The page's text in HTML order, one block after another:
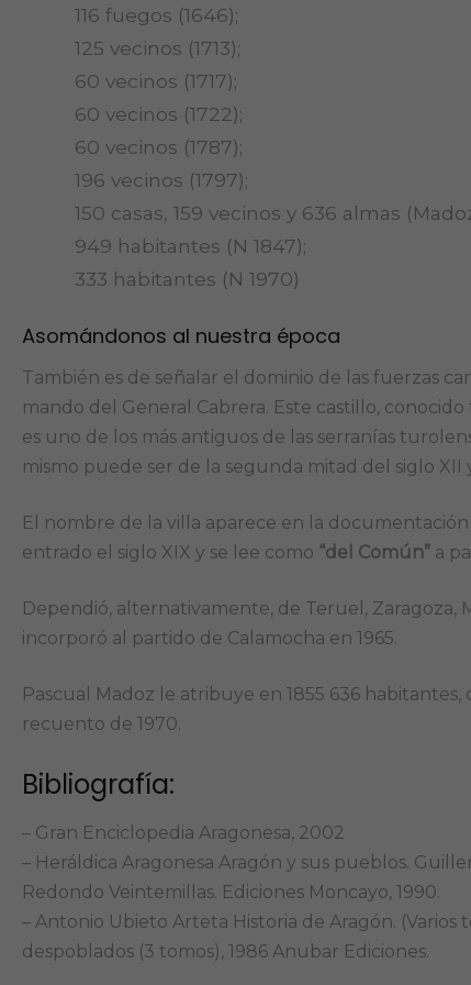
116 fuegos (1646);
125 vecinos (1713);
60 vecinos (1717);
60 vecinos (1722);
60 vecinos (1787);
196 vecinos (1797);
150 casas, 159 vecinos y 636 almas
949 habitantes (N 1847);
333 habitantes (N 1970)
Asomándonos al nuestra época
También es de señalar el dominio de las fuerzas
mando del General Cabrera. Este castillo,
es uno de los más antiguos de las serranías
mismo puede ser de la segunda mitad del siglo XII
El nombre de la villa aparece en la
entrado el siglo XIX y se lee como “del Común” a
Dependió, alternativamente, de Teruel, Zaragoza,
incorporó al partido de Calamocha en 1965.
Pascual Madoz le atribuye en 1855 636
recuento de 1970.
Bibliografía:
– Gran Enciclopedia Aragonesa, 2002
– Heráldica Aragonesa Aragón y sus pueblos.
Redondo Veintemillas. Ediciones Moncayo, 1990.
– Antonio Ubieto Arteta Historia de Aragón. (Varios
despoblados (3 tomos), 1986 Anubar Ediciones.